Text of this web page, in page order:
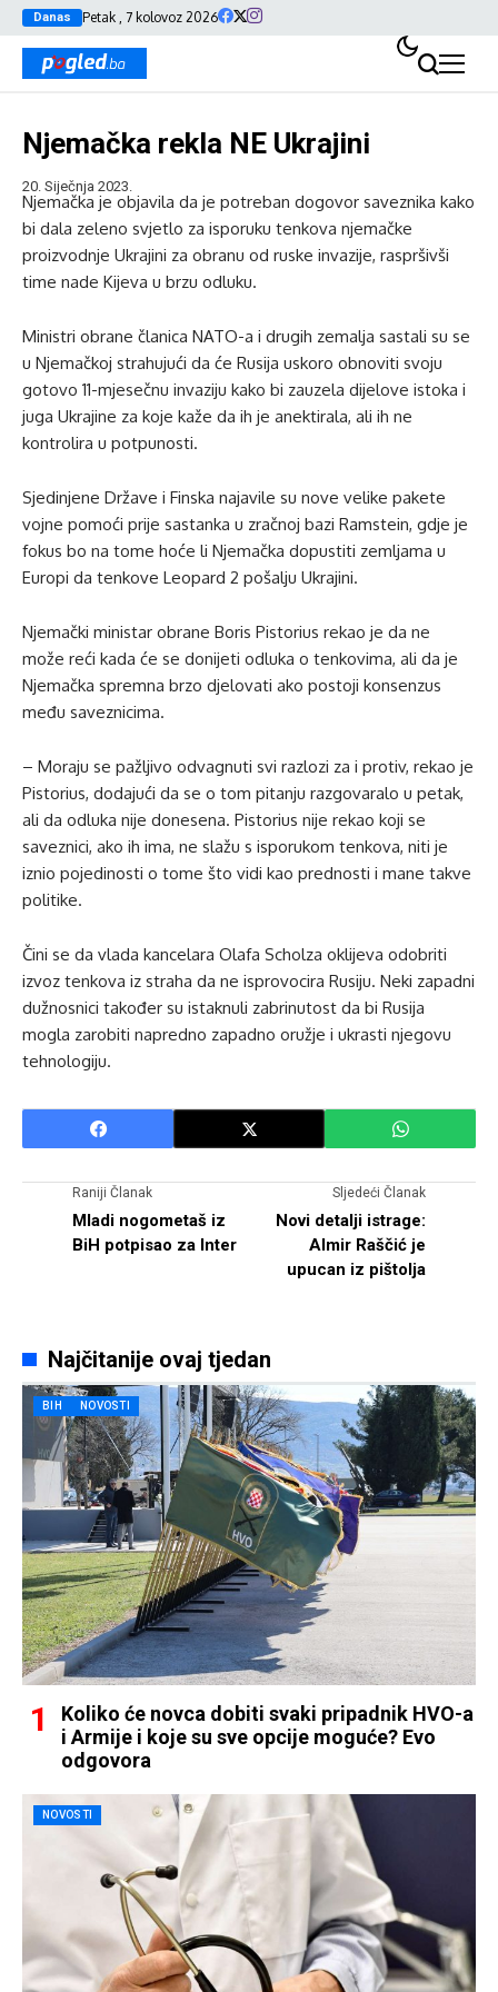
Danas Petak , 7 kolovoz 2026
Njemačka rekla NE Ukrajini
20. Siječnja 2023.
Njemačka je objavila da je potreban dogovor saveznika kako
bi dala zeleno svjetlo za isporuku tenkova njemačke
proizvodnje Ukrajini za obranu od ruske invazije, raspršivši
time nade Kijeva u brzu odluku.
Ministri obrane članica NATO-a i drugih zemalja sastali su se
u Njemačkoj strahujući da će Rusija uskoro obnoviti svoju
gotovo 11-mjesečnu invaziju kako bi zauzela dijelove istoka i
juga Ukrajine za koje kaže da ih je anektirala, ali ih ne
kontrolira u potpunosti.
Sjedinjene Države i Finska najavile su nove velike pakete
vojne pomoći prije sastanka u zračnoj bazi Ramstein, gdje je
fokus bo na tome hoće li Njemačka dopustiti zemljama u
Europi da tenkove Leopard 2 pošalju Ukrajini.
Njemački ministar obrane Boris Pistorius rekao je da ne
može reći kada će se donijeti odluka o tenkovima, ali da je
Njemačka spremna brzo djelovati ako postoji konsenzus
među saveznicima.
– Moraju se pažljivo odvagnuti svi razlozi za i protiv, rekao je
Pistorius, dodajući da se o tom pitanju razgovaralo u petak,
ali da odluka nije donesena. Pistorius nije rekao koji se
saveznici, ako ih ima, ne slažu s isporukom tenkova, niti je
iznio pojedinosti o tome što vidi kao prednosti i mane takve
politike.
Čini se da vlada kancelara Olafa Scholza oklijeva odobriti
izvoz tenkova iz straha da ne isprovocira Rusiju. Neki zapadni
dužnosnici također su istaknuli zabrinutost da bi Rusija
mogla zarobiti napredno zapadno oružje i ukrasti njegovu
tehnologiju.
Raniji Članak
Mladi nogometaš iz
BiH potpisao za Inter
Sljedeći Članak
Novi detalji istrage:
Almir Raščić je
upucan iz pištolja
Najčitanije ovaj tjedan
BIH NOVOSTI
Koliko će novca dobiti svaki pripadnik HVO-a
i Armije i koje su sve opcije moguće? Evo
odgovora
NOVOSTI